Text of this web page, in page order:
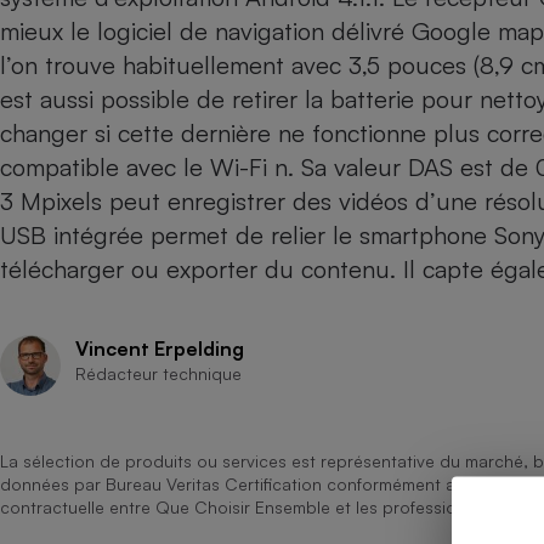
mieux le logiciel de navigation délivré Google
l’on trouve habituellement avec 3,5 pouces (8,9
est aussi possible de retirer la batterie pour
changer si cette dernière ne fonctionne plus
compatible avec le Wi-Fi n. Sa valeur DAS est
3 Mpixels peut enregistrer des vidéos d’une
USB intégrée permet de relier le smartphone
télécharger ou exporter du contenu. Il capte
Vincent Erpelding
Rédacteur technique
La sélection de produits ou services est représentative du marché,
données par Bureau Veritas Certification conformément aux règles
contractuelle entre Que Choisir Ensemble et les professionnels
Complément
alimentaire
Gros électroménager
Petit électroménager
Internet
Téléphonie
Mutuelle